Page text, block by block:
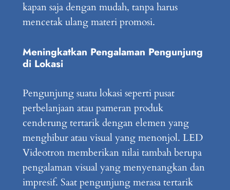
kapan saja dengan mudah, tanpa harus
mencetak ulang materi promosi.
Meningkatkan Pengalaman Pengunjung
di Lokasi
Pengunjung suatu lokasi seperti pusat
perbelanjaan atau pameran produk
cenderung tertarik dengan elemen yang
menghibur atau visual yang menonjol. LED
Videotron memberikan nilai tambah berupa
pengalaman visual yang menyenangkan dan
impresif. Saat pengunjung merasa tertarik